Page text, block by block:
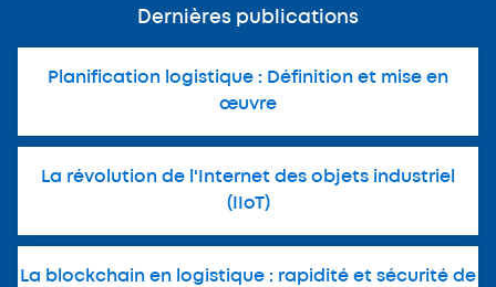
Dernières publications
Planification logistique : Définition et mise en
œuvre
La révolution de l'Internet des objets industriel
(IIoT)
La blockchain en logistique : rapidité et sécurité de